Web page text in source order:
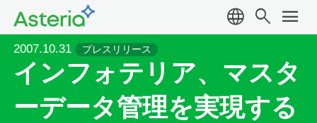
language search menu
2007.10.31 プレスリリース
インフォテリア、マスタ
ーデータ管理を実現する